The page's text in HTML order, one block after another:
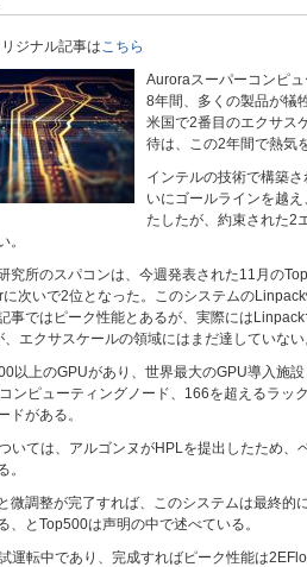
ジナル記事はこちら
Auroraスーパーコンピ
8年間、多くの製品が犠
米国で2番目のエクサス
待は、この2年間で熱気
インテルの技術で構築
いにゴールラインを越
たしたが、約束された2
。
究所のスパコンは、今週発表された11月の
次いで2位となった。このシステムの
事ではピーク性能とあるが、実際には
エクサスケールの領域にはまだ達していない
以上のGPUがあり、世界最大のGPU導入施設
ンピューティングノード、166を超えるラッ
ドがある。
いては、アルゴンヌがHPLを提出したため、
。
微調整が完了すれば、このシステムは最終的
、とTop500は声明の中で述べている。
運転中であり、完成すればピーク性能は